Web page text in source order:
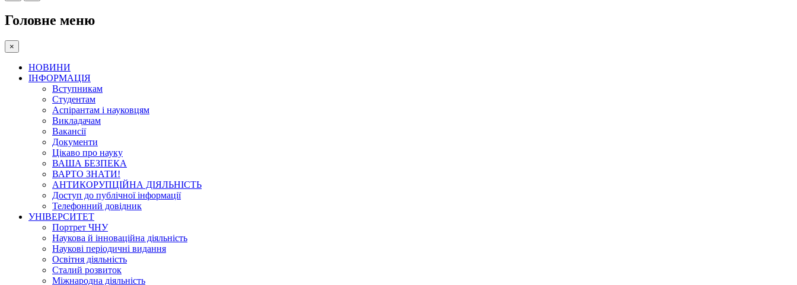
Головне меню
×
НОВИНИ
ІНФОРМАЦІЯ
Вступникам
Студентам
Аспірантам і науковцям
Викладачам
Вакансії
Документи
Цікаво про науку
ВАША БЕЗПЕКА
ВАРТО ЗНАТИ!
АНТИКОРУПЦІЙНА ДІЯЛЬНІСТЬ
Доступ до публічної інформації
Телефонний довідник
УНІВЕРСИТЕТ
Портрет ЧНУ
Наукова й інноваційна діяльність
Наукові періодичні видання
Освітня діяльність
Сталий розвиток
Міжнародна діяльність